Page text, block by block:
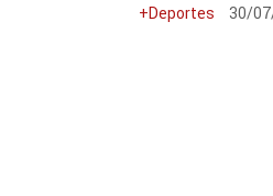
+Deportes 30/